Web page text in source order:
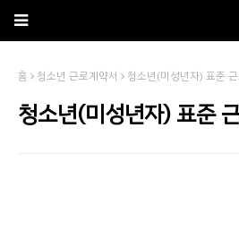
홈 청소년 근로계약서 청소년(미성년자) 표준
청소년(미성년자) 표준